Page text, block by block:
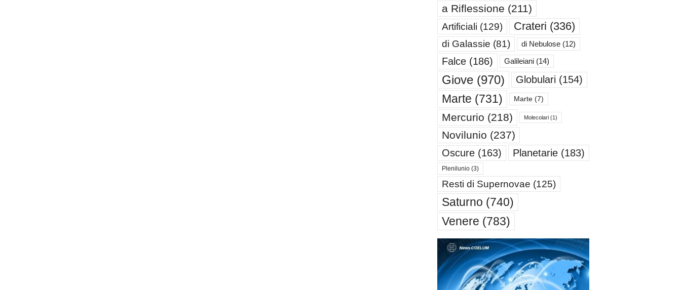
a Riflessione (211)
Artificiali (129) Crateri (336)
di Galassie (81) di Nebulose(12)
Falce(186) Galileiani(14)
Giove(970) Globulari (154)
Marte (731) Marte(7)
Mercurio (218) Molecolari(1)
Novilunio (237)
Oscure(163) Planetarie(183)
Plenilunio(3)
Resti di Supernovae (125)
Saturno (740)
Venere (783)